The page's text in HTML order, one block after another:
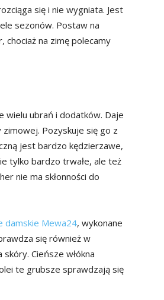
się i nie wygniata. Jest
sezonów. Postaw na
chociaż na zimę polecamy
wielu ubrań i dodatków. Daje
Pozyskuje się go z
jest bardzo kędzierzawe,
tylko bardzo trwałe, ale też
nie ma skłonności do
damskie Mewa24, wykonane
się również w
Cieńsze włókna
te grubsze sprawdzają się